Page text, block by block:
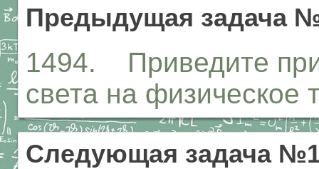
Предыдущая задача
1494. Приведите
света на физическое
Следующая задача